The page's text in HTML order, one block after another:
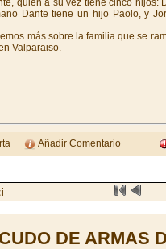
quién a su vez tiene cinco hijos:
Dante tiene un hijo Paolo, y
más sobre la familia que se
Valparaiso.
Añadir Comentario
DE ARMAS